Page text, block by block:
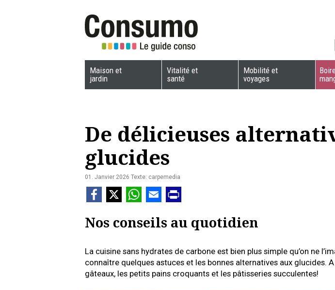
Maison et
jardin
Vitalité et
santé
Mobilité et
voyages
De délicieuses
glucides
01. Janvier 2026 Texte: carpemedia
Nos conseils au quotidien
La cuisine sans hydrates de carbone est bien plus simple qu’on ne
connaître quelques astuces et les bonnes alternatives aux glucides.
gâteaux, les petits pains croquants et les pâtisseries succulentes!